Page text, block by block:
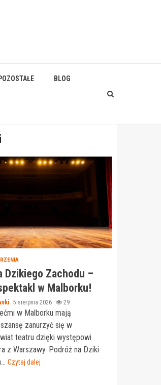
POZOSTAŁE BLOG
Dzikiego Zachodu –
w Malborku!
5 sierpnia 2026 29
w Malborku mają
zanurzyć się w
teatru dzięki występowi
z Warszawy. Podróż na Dziki
Czytaj dalej